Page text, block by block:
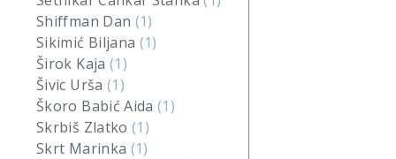
Shiffman Dan (1)
Sikimić Biljana (1)
Širok Kaja (1)
Šivic Urša (1)
Škoro Babić Aida(1)
Skrbiš Zlatko(1)
Skrt Marinka (1)